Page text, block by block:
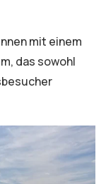
mit einem
das sowohl